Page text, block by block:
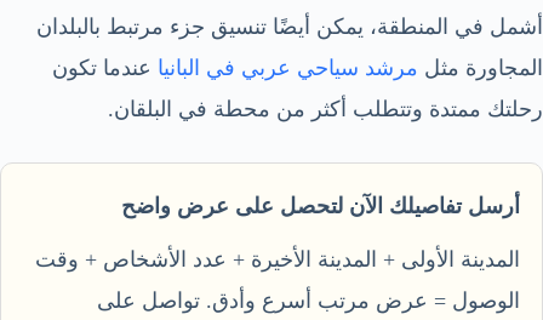
أشمل في المنطقة، يمكن أيضًا تنسيق جزء مرتبط بالبلدان
المجاورة مثل مرشد سياحي عربي في البانيا عندما تكون
رحلتك ممتدة وتتطلب أكثر من محطة في البلقان.
أرسل تفاصيلك الآن لتحصل على عرض واضح
المدينة الأولى + المدينة الأخيرة + عدد الأشخاص + وقت
الوصول = عرض مرتب أسرع وأدق. تواصل على